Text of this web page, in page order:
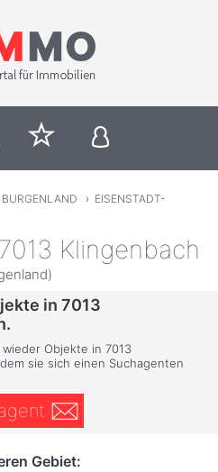
BURGENLAND › EISENSTADT-
Klingenbach
in 7013
Objekte in 7013
sie sich einen Suchagenten
Gebiet: